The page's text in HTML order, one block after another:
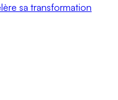
sa transformation